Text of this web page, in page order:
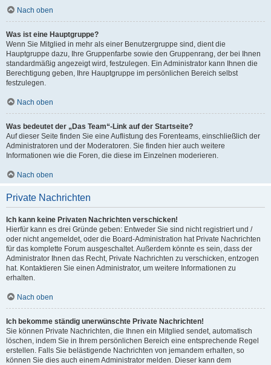
Nach oben
Was ist eine Hauptgruppe?
Wenn Sie Mitglied in mehr als einer Benutzergruppe sind, dient die
Hauptgruppe dazu, Ihre Gruppenfarbe sowie den Gruppenrang, der bei Ihnen
standardmäßig angezeigt wird, festzulegen. Ein Administrator kann Ihnen die
Berechtigung geben, Ihre Hauptgruppe im persönlichen Bereich selbst
festzulegen.
Nach oben
Was bedeutet der „Das Team“-Link auf der Startseite?
Auf dieser Seite finden Sie eine Auflistung des Forenteams, einschließlich der
Administratoren und der Moderatoren. Sie finden hier auch weitere
Informationen wie die Foren, die diese im Einzelnen moderieren.
Nach oben
Private Nachrichten
Ich kann keine Privaten Nachrichten verschicken!
Hierfür kann es drei Gründe geben: Entweder Sie sind nicht registriert und /
oder nicht angemeldet, oder die Board-Administration hat Private Nachrichten
für das komplette Forum ausgeschaltet. Außerdem könnte es sein, dass der
Administrator Ihnen das Recht, Private Nachrichten zu verschicken, entzogen
hat. Kontaktieren Sie einen Administrator, um weitere Informationen zu
erhalten.
Nach oben
Ich bekomme ständig unerwünschte Private Nachrichten!
Sie können Private Nachrichten, die Ihnen ein Mitglied sendet, automatisch
löschen, indem Sie in Ihrem persönlichen Bereich eine entsprechende Regel
erstellen. Falls Sie belästigende Nachrichten von jemandem erhalten, so
können Sie dies auch einem Administrator melden. Dieser kann dem